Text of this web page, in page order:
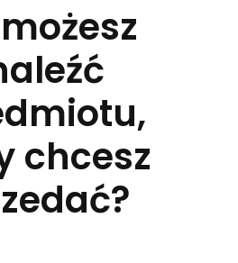
chcesz